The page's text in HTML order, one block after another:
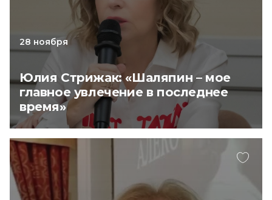
28 ноября
Юлия Стрижак: «Шаляпин – мое
главное увлечение в последнее
время»